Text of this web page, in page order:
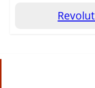
Revolut